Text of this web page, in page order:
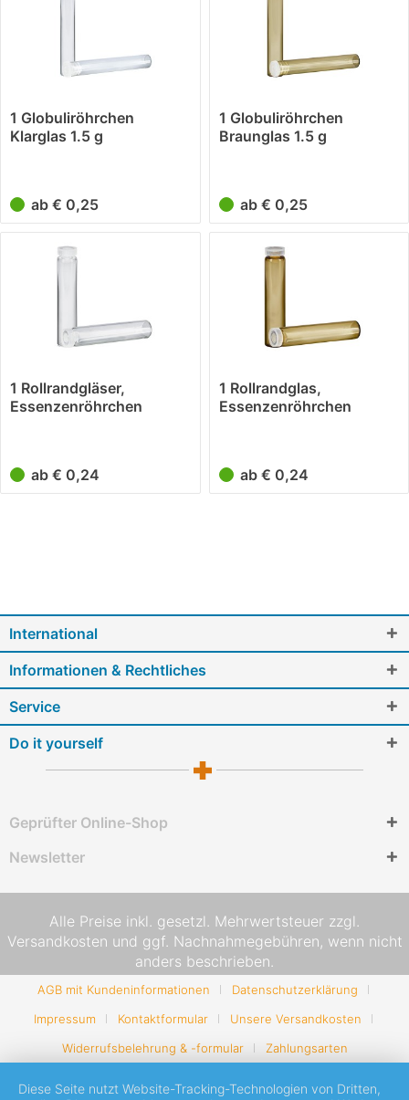
1 Globuliröhrchen
Klarglas 1.5 g
ab € 0,25
1 Globuliröhrchen
Braunglas 1.5 g
ab € 0,25
1 Rollrandgläser,
Essenzenröhrchen
ab € 0,24
1 Rollrandglas,
Essenzenröhrchen
ab € 0,24
International
Informationen & Rechtliches
Service
Do it yourself
Geprüfter Online-Shop
Newsletter
Alle Preise inkl. gesetzl. Mehrwertsteuer zzgl.
Versandkosten und ggf. Nachnahmegebühren, wenn nicht
anders beschrieben.
AGB mit Kundeninformationen
Datenschutzerklärung
Impressum
Kontaktformular
Unsere Versandkosten
Widerrufsbelehrung & -formular
Zahlungsarten
Diese Seite nutzt Website-Tracking-Technologien von Dritten,